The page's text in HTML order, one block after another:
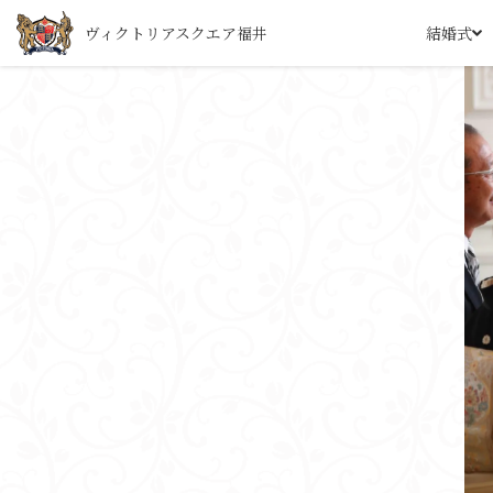
ヴィクトリアスクエア福井 結婚式